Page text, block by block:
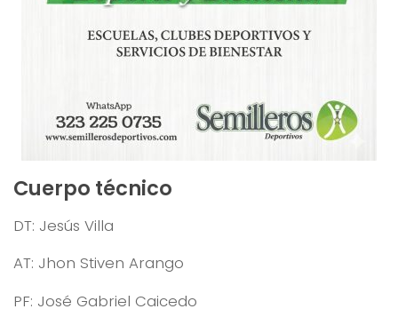
Cuerpo técnico
DT: Jesús Villa
AT: Jhon Stiven Arango
PF: José Gabriel Caicedo